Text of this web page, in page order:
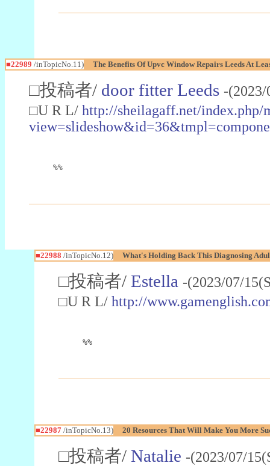
■22989 /inTopicNo.11) The Benefits Of Upvc Window Repairs Leeds At
□投稿者/ door fitter Leeds -
□U R L/ http://sheilagaff.net/index.php/
%%
■22988 /inTopicNo.12) What's Holding Back This Diagnosing
□投稿者/ Estella -(2023/07/
□U R L/ http://
%%
■22987/inTopicNo.13) 20 Resources That Will Make You More
□投稿者/ Natalie -(2023/07/